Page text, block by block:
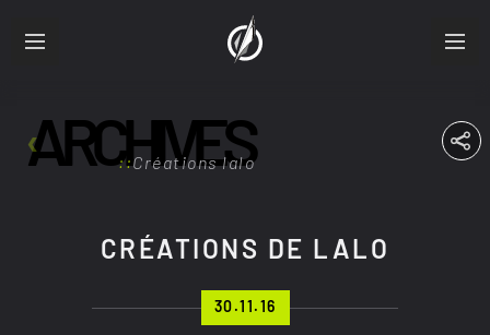
À PROPOS
FRA ENG
ARCHIVES
Créations lalo
CRÉATIONS DE LALO
30.11.16